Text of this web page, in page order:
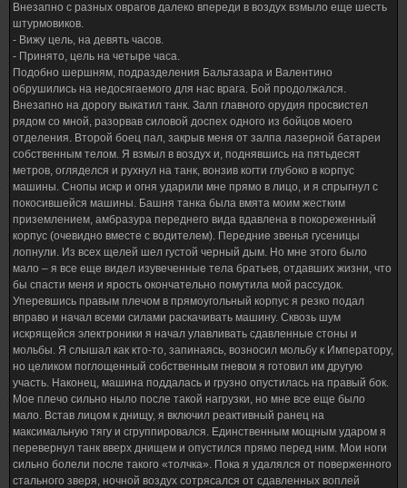
Внезапно с разных оврагов далеко впереди в воздух взмыло еще шесть
штурмовиков.
- Вижу цель, на девять часов.
- Принято, цель на четыре часа.
Подобно шершням, подразделения Бальтазара и Валентино
обрушились на недосягаемого для нас врага. Бой продолжался.
Внезапно на дорогу выкатил танк. Залп главного орудия просвистел
рядом со мной, разорвав силовой доспех одного из бойцов моего
отделения. Второй боец пал, закрыв меня от залпа лазерной батареи
собственным телом. Я взмыл в воздух и, поднявшись на пятьдесят
метров, огляделся и рухнул на танк, вонзив когти глубоко в корпус
машины. Снопы искр и огня ударили мне прямо в лицо, и я спрыгнул с
покосившейся машины. Башня танка была вмята моим жестким
приземлением, амбразура переднего вида вдавлена в покореженный
корпус (очевидно вместе с водителем). Передние звенья гусеницы
лопнули. Из всех щелей шел густой черный дым. Но мне этого было
мало – я все еще видел изувеченные тела братьев, отдавших жизни, что
бы спасти меня и ярость окончательно помутила мой рассудок.
Уперевшись правым плечом в прямоугольный корпус я резко подал
вправо и начал всеми силами раскачивать машину. Сквозь шум
искрящейся электроники я начал улавливать сдавленные стоны и
мольбы. Я слышал как кто-то, запинаясь, возносил мольбу к Императору,
но целиком поглощенный собственным гневом я готовил им другую
участь. Наконец, машина поддалась и грузно опустилась на правый бок.
Мое плечо сильно ныло после такой нагрузки, но мне все еще было
мало. Встав лицом к днищу, я включил реактивный ранец на
максимальную тягу и сгруппировался. Единственным мощным ударом я
перевернул танк вверх днищем и опустился прямо перед ним. Мои ноги
сильно болели после такого «толчка». Пока я удалялся от поверженного
стального зверя, ночной воздух сотрясался от сдавленных воплей